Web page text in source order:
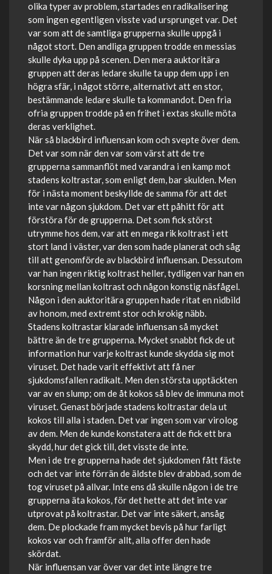
olika typer av problem, startades en radikalisering
som ingen egentligen visste vad ursprunget var. Det
var som att de samtliga grupperna skulle uppgå i
något stort. Den andliga gruppen trodde en messias
skulle dyka upp på scenen. Den mera auktoritära
gruppen att deras ledare skulle ta upp dem upp i en
högra sfär, i något större, alternativt att en stor,
bestämmande ledare skulle ta kommandot. Den fria
ofria gruppen trodde på en frihet i extas skulle möta
deras verklighet.
När så blackbird influensan kom och svepte över dem.
Det var som när den var som värst att de tre
grupperna sammanflöt med varandra i en kamp mot
stadens koltrastar, som enligt dem, bar skulden. Men
för i nästa moment beskyllde de samma för att det
inte var någon sjukdom. Det var ett påhitt för att
förstöra för de grupperna. Det som fick störst
utrymme hos dem, var att en mega rik koltrast i ett
stort land i väster, var den som hade planerat och såg
till att genomförde av blackbird influensan. Dessutom
var han ingen riktig koltrast heller, tydligen var han en
korsning mellan koltrast och någon konstig näsfågel.
Någon i den auktoritära gruppen hade ritat en nidbild
av honom, med extremt stor och krokig näbb.
Stadens koltrastar klarade influensan så mycket
bättre än de tre grupperna. Mycket snabbt fick de ut
information hur varje koltrast kunde skydda sig mot
viruset. Det hade varit effektivt att få ner
sjukdomsfallen radikalt. Men den största upptäckten
var av en slump; om de åt kokos så blev de immuna mot
viruset. Genast började stadens koltrastar dela ut
kokos till alla i staden. Det var ingen som var virolog
av dem. Men de kunde konstatera att de fick ett bra
skydd, hur det gick till, det visste de inte.
Men i de tre grupperna hade det sjukdomen fått fäste
och det var inte förrän de äldste blev drabbad, som de
tog viruset på allvar. Inte ens då skulle någon i de tre
grupperna äta kokos, för det hette att det inte var
utprovat på koltrastar. Det var inte säkert, ansåg
dem. De plockade fram mycket bevis på hur farligt
kokos var och framför allt, alla offer den hade
skördat.
När influensan var över var det inte längre tre